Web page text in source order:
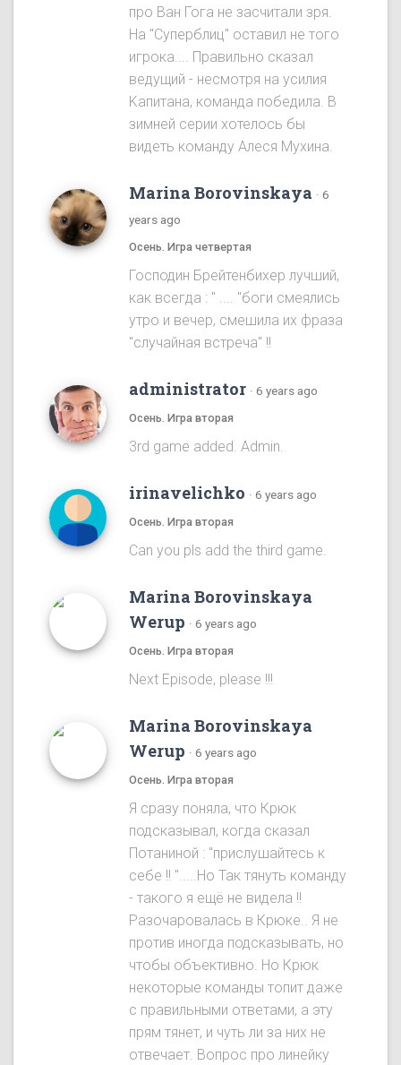
про Ван Гога не засчитали зря.
На "Cуперблиц" оставил не того
игрока.... Правильно сказал
ведущий - несмотря на усилия
Kапитана, команда победила. B
зимней серии хотелось бы
видеть команду Алеся Мухинa.
Marina Borovinskaya · 6
years ago
Осень. Игра четвертая
Господин Брейтенбихер лучший,
как всегда : " .... "боги смеялись
утро и вечер, смешила их фраза
"случайная встреча" !!
administrator · 6 years ago
Осень. Игра вторая
3rd game added. Admin.
irinavelichko · 6 years ago
Осень. Игра вторая
Can you pls add the third game.
Marina Borovinskaya
Werup · 6 years ago
Осень. Игра вторая
Next Episode, please !!!
Marina Borovinskaya
Werup · 6 years ago
Осень. Игра вторая
Я сразу понялa, что Крюк
подсказывал, когда сказал
Потаниной : "прислушайтесь к
себе !! ".....Ho Так тянуть команду
- такого я ещё не видела !!
Разочаровалась в Крюке.. Я не
против иногда подсказывать, но
чтобы объективно. Ho Крюк
некоторые команды топит даже
с правильными ответами, а эту
прям тянет, и чуть ли за них не
отвечает. Вопрос про линейку